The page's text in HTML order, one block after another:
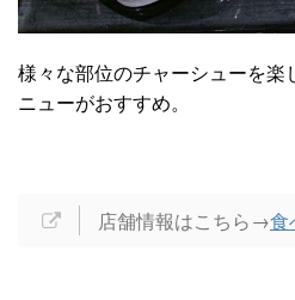
様々な部位のチャーシューを楽
ニューがおすすめ。
店舗情報はこちら→食